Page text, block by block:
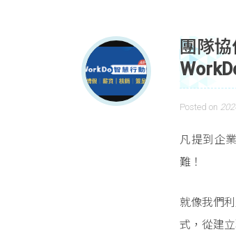
團隊協
Posted on
凡提到企
難！
就像我們
式，從建